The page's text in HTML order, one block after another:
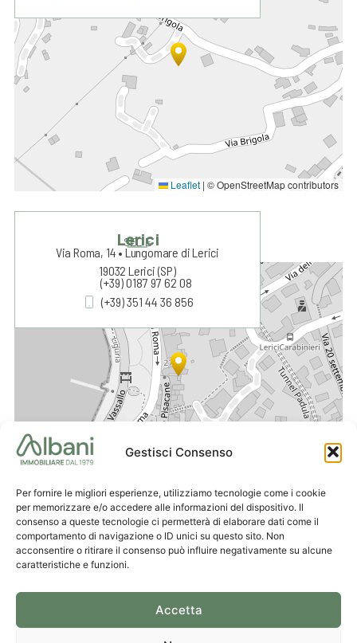
Gestisci Consenso
Per fornire le migliori esperienze, utilizziamo tecnologie come i cookie
per memorizzare e/o accedere alle informazioni del dispositivo. Il
consenso a queste tecnologie ci permetterà di elaborare dati come il
comportamento di navigazione o ID unici su questo sito. Non
acconsentire o ritirare il consenso può influire negativamente su alcune
caratteristiche e funzioni.
Accetta
Leaflet | © OpenStreetMap contributors
SEDE
Lerici
Via Roma, 14 • Lungomare di Lerici
19032 Lerici (SP)
(+39) 0187 97 62 08
(+39) 351 44 36 856
Leaflet|© OpenStreetMap contributors